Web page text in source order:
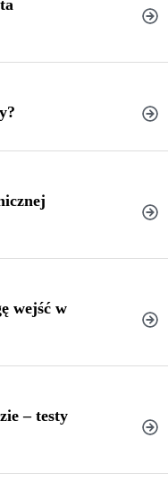
dietami
wejść w
– testy